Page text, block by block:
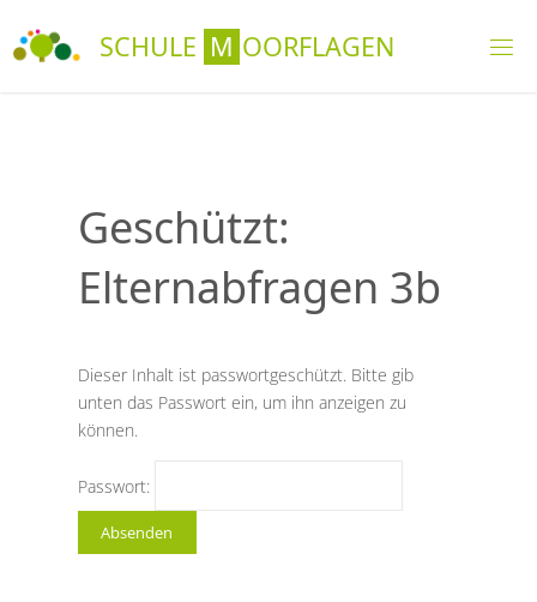
content
SCHULE M OORFLAGEN
Geschützt:
Elternabfragen 3b
Dieser Inhalt ist passwortgeschützt. Bitte gib
unten das Passwort ein, um ihn anzeigen zu
können.
Passwort: